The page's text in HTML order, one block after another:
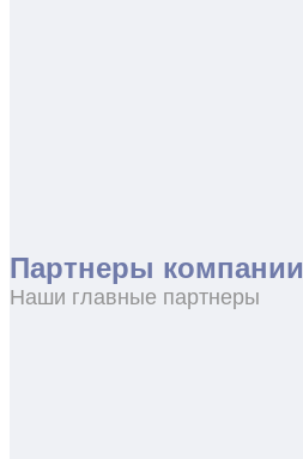
Партнеры компании
Наши главные партнеры